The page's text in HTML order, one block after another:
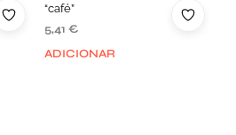
“café”
5,41 €
ADICIONAR